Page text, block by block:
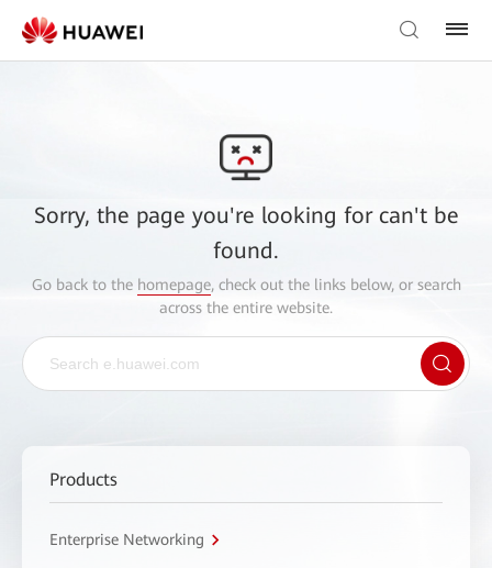
Sorry, the page you're looking for can't be
found.
Go back to the homepage, check out the links below, or search
across the entire website.
Products
Enterprise Networking